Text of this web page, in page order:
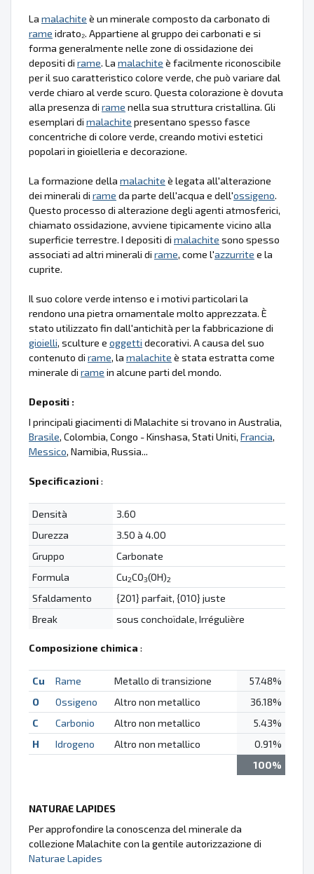
La malachite è un minerale composto da carbonato di
rame idrato₂. Appartiene al gruppo dei carbonati e si
forma generalmente nelle zone di ossidazione dei
depositi di rame. La malachite è facilmente riconoscibile
per il suo caratteristico colore verde, che può variare dal
verde chiaro al verde scuro. Questa colorazione è dovuta
alla presenza di rame nella sua struttura cristallina. Gli
esemplari di malachite presentano spesso fasce
concentriche di colore verde, creando motivi estetici
popolari in gioielleria e decorazione.
La formazione della malachite è legata all'alterazione
dei minerali di rame da parte dell'acqua e dell'ossigeno.
Questo processo di alterazione degli agenti atmosferici,
chiamato ossidazione, avviene tipicamente vicino alla
superficie terrestre. I depositi di malachite sono spesso
associati ad altri minerali di rame, come l'azzurrite e la
cuprite.
Il suo colore verde intenso e i motivi particolari la
rendono una pietra ornamentale molto apprezzata. È
stato utilizzato fin dall'antichità per la fabbricazione di
gioielli, sculture e oggetti decorativi. A causa del suo
contenuto di rame, la malachite è stata estratta come
minerale di rame in alcune parti del mondo.
Depositi :
I principali giacimenti di Malachite si trovano in Australia,
Brasile, Colombia, Congo - Kinshasa, Stati Uniti, Francia,
Messico, Namibia, Russia...
Specificazioni:
Densità
3.60
Durezza
3.50 à 4.00
Gruppo
Carbonate
Formula
Cu2CO3(OH)2
Sfaldamento
{201} parfait, {010} juste
Break
sous conchoïdale, Irrégulière
Composizione chimica :
Cu Rame Metallo di transizione
57.48%
O
Ossigeno Altro non metallico
36.18%
C
Carbonio Altro non metallico
5.43%
H
Idrogeno Altro non metallico
0.91%
100%
NATURAE LAPIDES
Per approfondire la conoscenza del minerale da
collezione Malachite con la gentile autorizzazione di
Naturae Lapides